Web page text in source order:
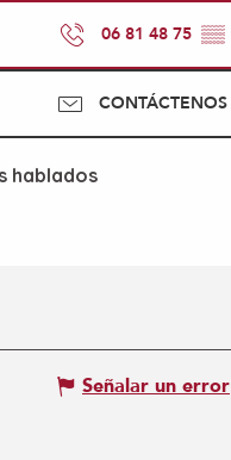
06 81 48 75 ▒▒
CONTÁCTENOS
hablados
hablados
Señalar un error